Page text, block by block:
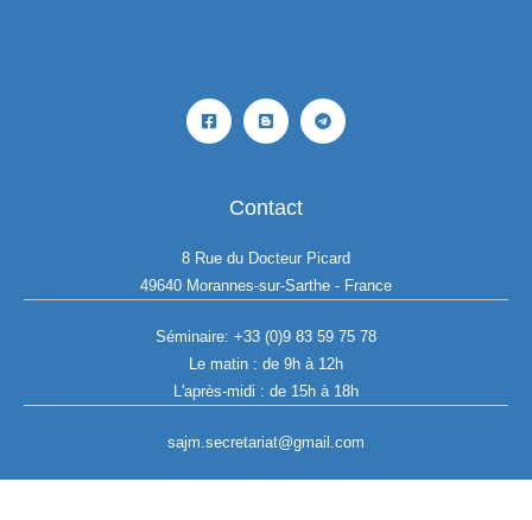
Contact
8 Rue du Docteur Picard
49640 Morannes-sur-Sarthe - France
Séminaire: +33 (0)9 83 59 75 78
Le matin : de 9h à 12h
L'après-midi : de 15h à 18h
sajm.secretariat@gmail.com